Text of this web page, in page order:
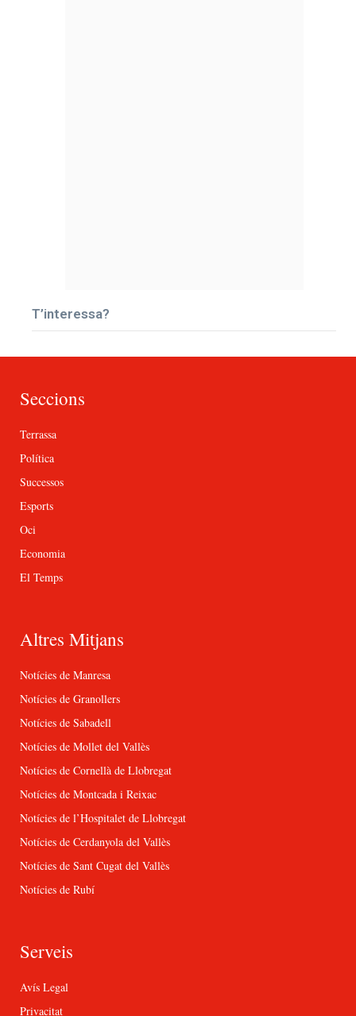
T’interessa?
Seccions
Terrassa
Política
Successos
Esports
Oci
Economia
El Temps
Altres Mitjans
Notícies de Manresa
Notícies de Granollers
Notícies de Sabadell
Notícies de Mollet del Vallès
Notícies de Cornellà de Llobregat
Notícies de Montcada i Reixac
Notícies de l’Hospitalet de Llobregat
Notícies de Cerdanyola del Vallès
Notícies de Sant Cugat del Vallès
Notícies de Rubí
Serveis
Avís Legal
Privacitat